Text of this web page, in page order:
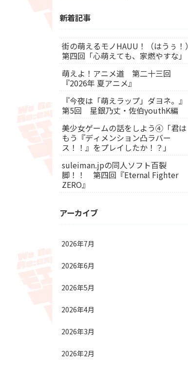
新着記事
街の萌えるモノHAUU！（はうぅ！）
第四回「心萌えても、家燃やすな」
萌えよ！アニメ道 第二十三回
『2026年 夏アニメ』
『今夜は「萌えラップ」ダヨネ。』
第5回 星銀乃丈・佐伯youthK編
美少女ゲームの話をしよう④「君は
もう『ディメンション凸ラバー
ス！！』をプレイしたか！？」
suleiman.jpの同人ソフト百裂
脚！！ 第四回『Eternal Fighter
ZERO』
アーカイブ
2026年7月
2026年6月
2026年5月
2026年4月
2026年3月
2026年2月